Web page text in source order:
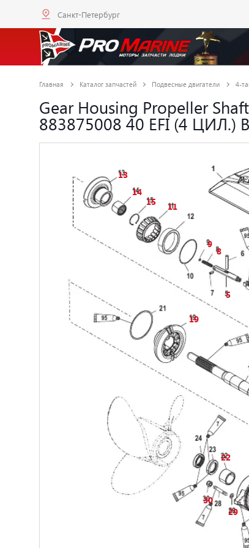
Санкт-Петербург
Главная Каталог запчастей Подвесные двигатели 4-
Gear Housing Propeller
883875008 40 EFI (4
5
8
9
11
13
14
15
19
22
29
30